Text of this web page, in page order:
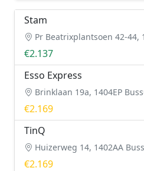
Stam
Pr Beatrixplantsoen 42-44,
€2.137
Esso Express
Brinklaan 19a, 1404EP
€2.169
TinQ
Huizerweg 14, 1402AA
€2.169